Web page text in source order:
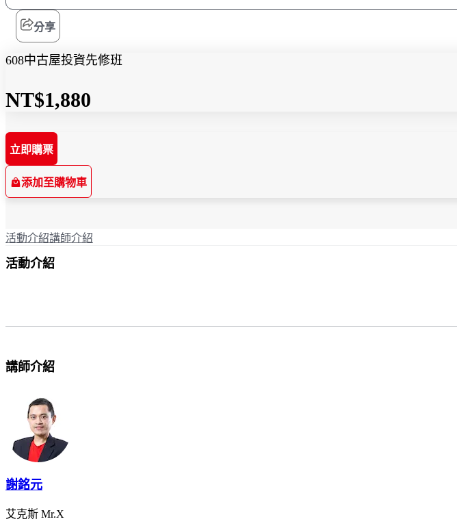
分享
608中古屋投資先修班
NT$1,880
立即購票
添加至購物車
活動介紹講師介紹
活動介紹
講師介紹
謝銘元
艾克斯 Mr.X